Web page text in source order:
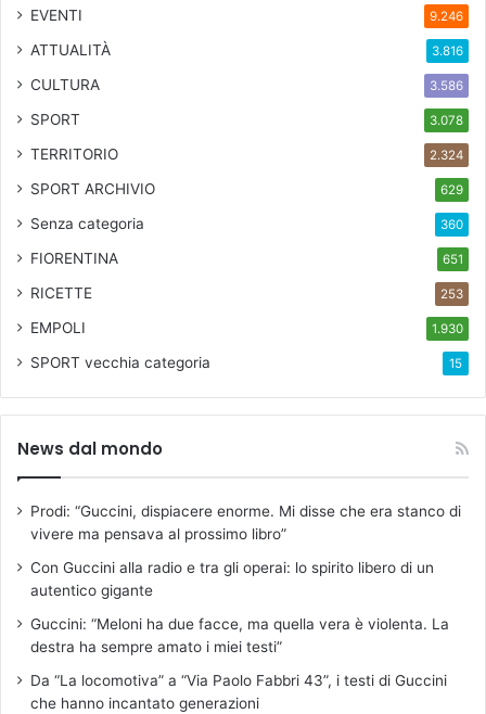
EVENTI 9.246
ATTUALITÀ 3.816
CULTURA 3.586
SPORT 3.078
TERRITORIO 2.324
SPORT ARCHIVIO 629
Senza categoria 360
FIORENTINA 651
RICETTE 253
EMPOLI 1.930
SPORT vecchia categoria 15
News dal mondo
Prodi: “Guccini, dispiacere enorme. Mi disse che era stanco di
vivere ma pensava al prossimo libro”
Con Guccini alla radio e tra gli operai: lo spirito libero di un
autentico gigante
Guccini: “Meloni ha due facce, ma quella vera è violenta. La
destra ha sempre amato i miei testi”
Da “La locomotiva” a “Via Paolo Fabbri 43”, i testi di Guccini
che hanno incantato generazioni